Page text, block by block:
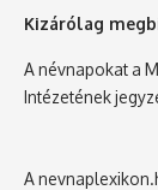
Kizárólag
A névnapokat a
Intézetének
A